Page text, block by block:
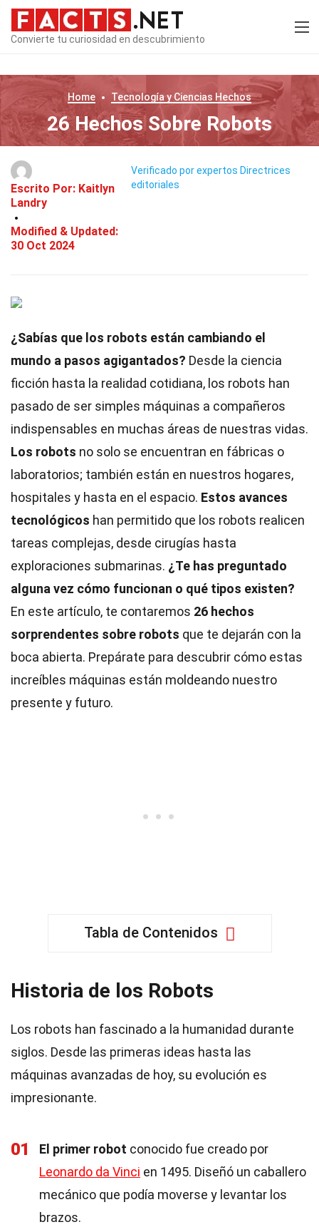
Convierte tu curiosidad en descubrimiento
Home Tecnología y Ciencias Hechos
26 Hechos Sobre Robots
Escrito Por: Kaitlyn
Landry
Modified & Updated:
30 Oct 2024
Verificado por expertos Directrices
editoriales
¿Sabías que los robots están cambiando el
mundo a pasos agigantados? Desde la ciencia
ficción hasta la realidad cotidiana, los robots han
pasado de ser simples máquinas a compañeros
indispensables en muchas áreas de nuestras vidas.
Los robots no solo se encuentran en fábricas o
laboratorios; también están en nuestros hogares,
hospitales y hasta en el espacio. Estos avances
tecnológicos han permitido que los robots realicen
tareas complejas, desde cirugías hasta
exploraciones submarinas. ¿Te has preguntado
alguna vez cómo funcionan o qué tipos existen?
En este artículo, te contaremos 26 hechos
sorprendentes sobre robots que te dejarán con la
boca abierta. Prepárate para descubrir cómo estas
increíbles máquinas están moldeando nuestro
presente y futuro.
Tabla de Contenidos
Historia de los Robots
Los robots han fascinado a la humanidad durante
siglos. Desde las primeras ideas hasta las
máquinas avanzadas de hoy, su evolución es
impresionante.
01 El primer robot conocido fue creado por
Leonardo da Vinci en 1495. Diseñó un caballero
mecánico que podía moverse y levantar los
brazos.